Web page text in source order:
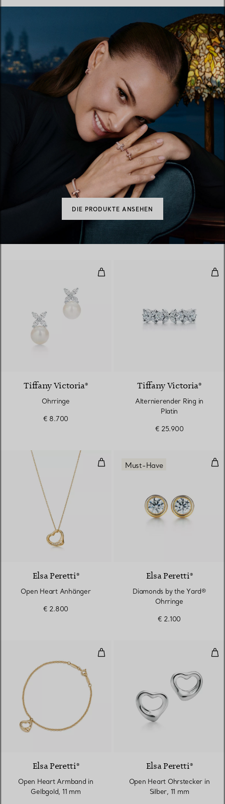
DIE PRODUKTE ANSEHEN
Ohrringe
Tiffany Victoria®
Ohrringe
€ 8.700
Tiffany Victoria®
Alternierender Ring in
Platin
€ 25.900
Open Heart Anhänger
Elsa Peretti®
Open Heart Anhänger
€ 2.800
Must-Have
Elsa Peretti®
Diamonds by the Yard®
Ohrringe
€ 2.100
Open Heart Armband in
Elsa Peretti®
Open Heart Armband in
Gelbgold, 11 mm
Elsa Peretti®
Open Heart Ohrstecker in
Silber, 11 mm